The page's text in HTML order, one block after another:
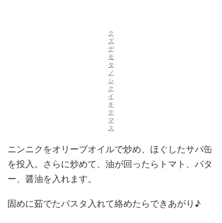
ク
ズ
デ
モ
タ
ノ
シ
ク
イ
キ
テ
マ
ス
ニンニクをオリーブオイルで炒め、ほぐしたサバ缶
を投入。さらに炒めて、油が回ったらトマト、バタ
ー、醤油を入れます。
固めに茹でたパスタ入れて絡めたらできあがり♪